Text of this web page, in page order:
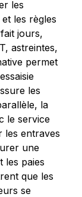
les
les règles
jours,
astreintes,
permet
les
la
le service
les entraves
une
les paies
que les
se